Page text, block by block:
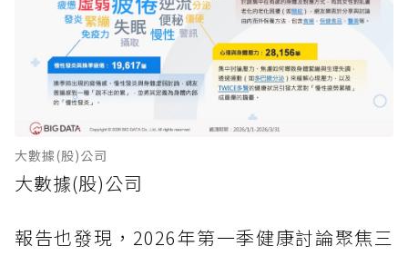
大數據(股)公司
大數據(股)公司
報告也發現，2026年第一季健康討論聚焦三